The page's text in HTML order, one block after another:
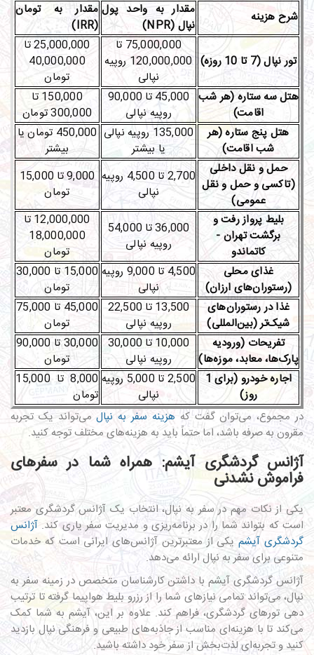
شرح هزینه
مقدار به واحد پول
نپال (NPR
)
مقدار به تومان
(
IRR
)
تور نپال (7 تا 10 روزه)
75,000,000 تا
120,000,000 روپیه
نپالی
25,000,000 تا
40,000,000
تومان
هتل سه ستاره (هر شب
اقامت)
45,000 تا 90,000
روپیه نپالی
150,000 تا
300,000 تومان
هتل پنج ستاره (هر
شب اقامت)
135,000 روپیه نپالی
یا بیشتر
450,000 تومان یا
بیشتر
حمل و نقل داخلی
(تاکسی و حمل و نقل
عمومی)
2,700 تا 4,500 روپیه
نپالی
9,000 تا 15,000
تومان
بلیط پرواز رفت و
برگشت تهران -
کاتماندو
36,000 تا 54,000
روپیه نپالی
12,000,000 تا
18,000,000
تومان
غذای محلی
(رستوران‌های ارزان)
4,500 تا 9,000 روپیه
نپالی
15,000 تا 30,000
تومان
غذا در رستوران‌های
شیک‌تر (بین‌المللی)
13,500 تا 22,500
روپیه نپالی
45,000 تا 75,000
تومان
تفریحات (ورودیه
پارک‌ها، معابد، موزه‌ها)
10,000 تا 30,000
روپیه نپالی
30,000 تا 90,000
تومان
اجاره خودرو (برای 1
روز)
2,500 تا 5,000 روپیه
نپالی
8,000 تا 15,000
تومان
در مجموع، می‌توان گفت که هزینه سفر به نپالمی‌تواند یک تجربه
مقرون به صرفه باشد، اما حتماً باید به هزینه‌های مختلف توجه کنید.
آژانس گردشگری آیشم: همراه شما در سفرهای
فراموش‌ نشدنی
یکی از نکات مهم در سفر به نپال، انتخاب یک آژانس گردشگری معتبر
است که بتواند شما را در برنامه‌ریزی و مدیریت سفر یاری کند. آژانس
گردشگری آیشمیکی از معتبرترین آژانس‌های ایرانی است که خدمات
متنوعی برای سفر به نپال ارائه می‌دهد.
آژانس گردشگری آیشم با داشتن کارشناسان متخصص در زمینه سفر به
نپال، می‌تواند تمامی نیازهای شما را از رزرو بلیط هواپیما گرفته تا ترتیب‌
دهی تورهای گردشگری، فراهم کند. علاوه بر این، آیشم به شما کمک
می‌کند تا با هزینه‌ای مناسب از جاذبه‌های طبیعی و فرهنگی نپال بازدید
کنید و تجربه‌ای لذت‌بخش از سفر خود داشته باشید.